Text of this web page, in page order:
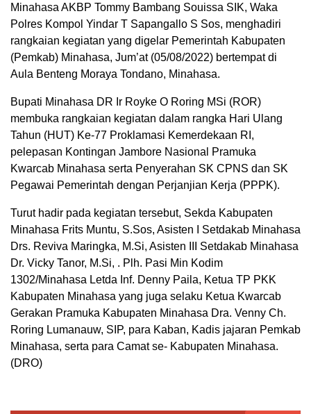
Minahasa AKBP Tommy Bambang Souissa SIK, Waka
Polres Kompol Yindar T Sapangallo S Sos, menghadiri
rangkaian kegiatan yang digelar Pemerintah Kabupaten
(Pemkab) Minahasa, Jum’at (05/08/2022) bertempat di
Aula Benteng Moraya Tondano, Minahasa.
Bupati Minahasa DR Ir Royke O Roring MSi (ROR)
membuka rangkaian kegiatan dalam rangka Hari Ulang
Tahun (HUT) Ke-77 Proklamasi Kemerdekaan RI,
pelepasan Kontingan Jambore Nasional Pramuka
Kwarcab Minahasa serta Penyerahan SK CPNS dan SK
Pegawai Pemerintah dengan Perjanjian Kerja (PPPK).
Turut hadir pada kegiatan tersebut, Sekda Kabupaten
Minahasa Frits Muntu, S.Sos, Asisten I Setdakab Minahasa
Drs. Reviva Maringka, M.Si, Asisten III Setdakab Minahasa
Dr. Vicky Tanor, M.Si, . Plh. Pasi Min Kodim
1302/Minahasa Letda Inf. Denny Paila, Ketua TP PKK
Kabupaten Minahasa yang juga selaku Ketua Kwarcab
Gerakan Pramuka Kabupaten Minahasa Dra. Venny Ch.
Roring Lumanauw, SIP, para Kaban, Kadis jajaran Pemkab
Minahasa, serta para Camat se- Kabupaten Minahasa.
(DRO)